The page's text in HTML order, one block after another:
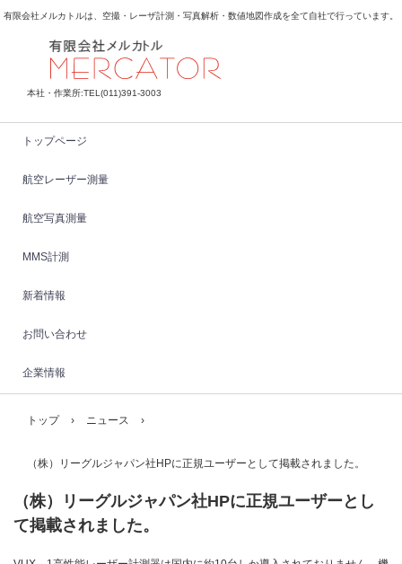
有限会社メルカトルは、空撮・レーザ計測・写真解析・数値地図作成を全て自社で行っています。
本社・作業所:TEL(011)391-3003
トップページ
航空レーザー測量
航空写真測量
MMS計測
新着情報
お問い合わせ
企業情報
トップ › ニュース ›
（株）リーグルジャパン社HPに正規ユーザーとして掲載されました。
（株）リーグルジャパン社HPに正規ユーザーとし
て掲載されました。